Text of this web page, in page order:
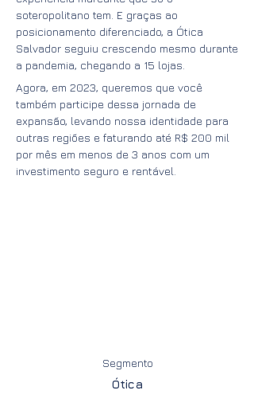
soteropolitano tem. E graças ao
posicionamento diferenciado, a Ótica
Salvador seguiu crescendo mesmo durante
a pandemia, chegando a 15 lojas.
Agora, em 2023, queremos que você
também participe dessa jornada de
expansão, levando nossa identidade para
outras regiões e faturando até R$ 200 mil
por mês em menos de 3 anos com um
investimento seguro e rentável.
Segmento
Ótica